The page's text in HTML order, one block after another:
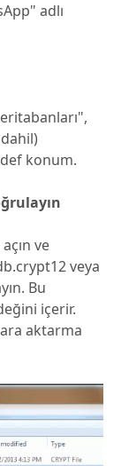
adlı
konum.
ve
veya
Bu
içerir.
aktarma